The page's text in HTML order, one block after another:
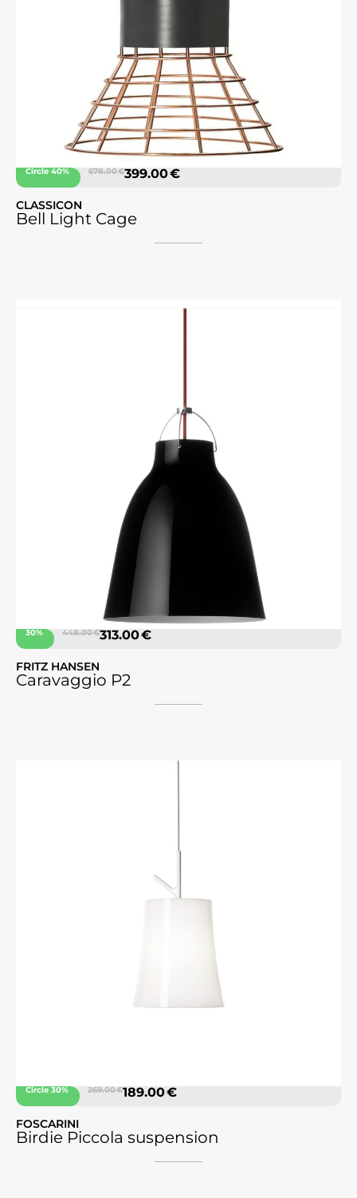
Circle 40% 678.00 €399.00 €
CLASSICON
Bell Light Cage
30% 448.00 €313.00 €
FRITZ HANSEN
Caravaggio P2
Circle 30% 269.00 €189.00 €
FOSCARINI
Birdie Piccola suspension